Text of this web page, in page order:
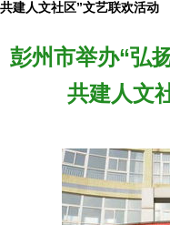
共建人文社区”文艺联欢活动
彭州市举办“弘
共建人文